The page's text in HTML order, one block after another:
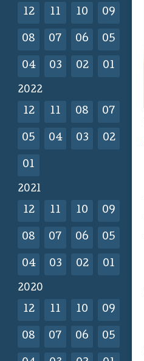
12 11 10 09
08 07 06 05
04 03 02 01
2022
12 11 08 07
05 04 03 02
01
2021
12 11 10 09
08 07 06 05
04 03 02 01
2020
12 11 10 09
08 07 06 05